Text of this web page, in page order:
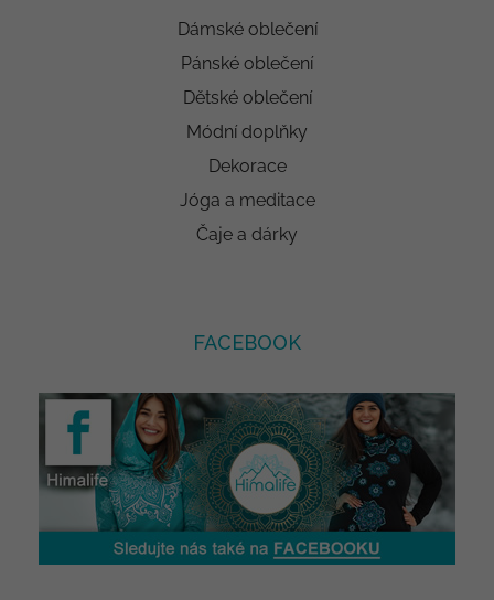
Dámské oblečení
Pánské oblečení
Dětské oblečení
Módní doplňky
Dekorace
Jóga a meditace
Čaje a dárky
FACEBOOK